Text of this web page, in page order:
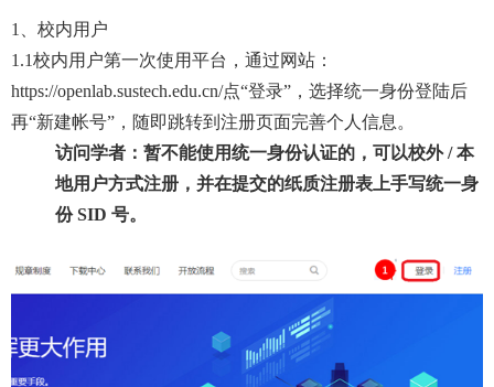
1、校内用户
1.1校内用户第一次使用平台，通过网站：
https://openlab.sustech.edu.cn/点“登录”，选择统一身份登陆后
再“新建帐号”，随即跳转到注册页面完善个人信息。
访问学者：暂不能使用统一身份认证的，可以校外 / 本
地用户方式注册，并在提交的纸质注册表上手写统一身
份 SID 号。